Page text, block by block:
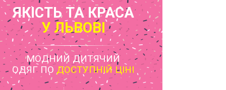
ЯКІСТЬ ТА КРАСА
У ЛЬВОВІ
МОДНИЙ ДИТЯЧИЙ
ОДЯГ ПОДОСТУПНІЙ ЦІНІ